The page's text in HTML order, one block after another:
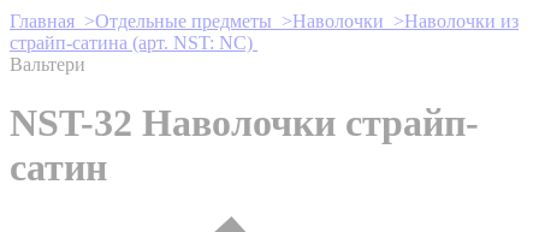
Главная >Отдельные предметы >Наволочки >Наволочки из
страйп-сатина (арт. NST: NC)
Вальтери
NST-32 Наволочки страйп-
сатин